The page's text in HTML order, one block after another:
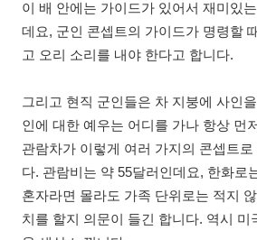
이 배 안에는 가이드가 있어서 재미있
데요, 군인 콘셉트의 가이드가 명령할
고 오리 소리를 내야 한다고 합니다.
그리고 현직 군인들은 차 지붕에 사인
인에 대한 예우는 어디를 가나 항상 먼
관람차가 이렇게 여러 가지의 콘셉트로
다. 관람비는 약 55달러인데요, 한화로
혼자라면 몰라도 가족 단위로는 적지
치를 할지 의문이 들긴 합니다. 역시 미